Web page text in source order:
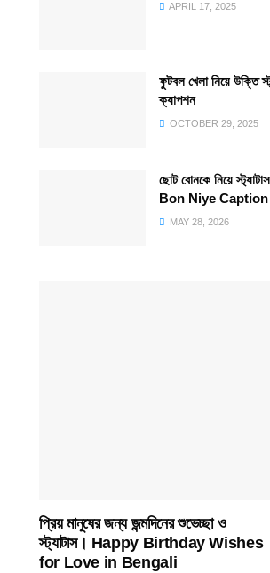
APRIL 17, 2025
ফুটবল খেলা নিয়ে উক্তি
ক্যাপশন
OCTOBER 29, 2025
ছোট বোনকে নিয়ে
Bon Niye
MAY 28, 2026
প্রিয় মানুষের জন্য জন্মদিনের শুভেচ্ছা ও
স্ট্যাটাস। Happy Birthday Wishes
for Love in Bengali